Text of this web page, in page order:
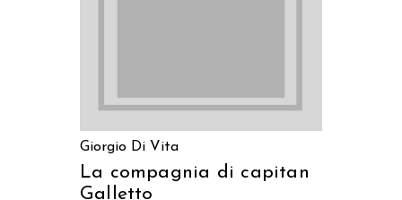
Giorgio Di Vita
La compagnia di capitan
Galletto